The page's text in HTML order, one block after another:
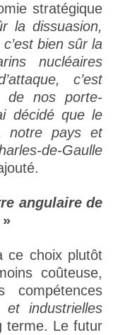
stratégique
la dissuasion,
bien sûr la
nucléaires
c’est
de nos porte-
décidé que le
notre pays et
de-Gaulle
angulaire de
»
ce choix plutôt
coûteuse,
et industrielles
terme. Le futur